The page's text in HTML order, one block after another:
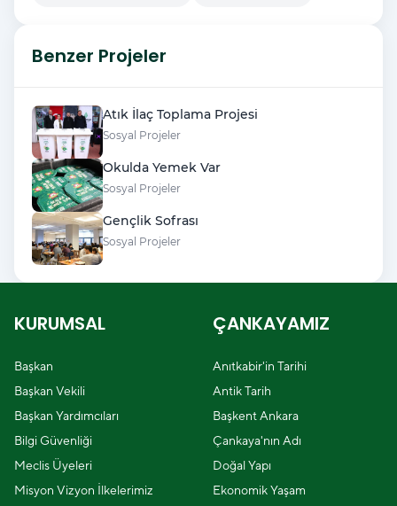
Benzer Projeler
Atık İlaç Toplama Projesi
Sosyal Projeler
Okulda Yemek Var
Sosyal Projeler
Gençlik Sofrası
Sosyal Projeler
KURUMSAL
Başkan
Başkan Vekili
Başkan Yardımcıları
Bilgi Güvenliği
Meclis Üyeleri
Misyon Vizyon İlkelerimiz
ÇANKAYAMIZ
Anıtkabir'in Tarihi
Antik Tarih
Başkent Ankara
Çankaya'nın Adı
Doğal Yapı
Ekonomik Yaşam